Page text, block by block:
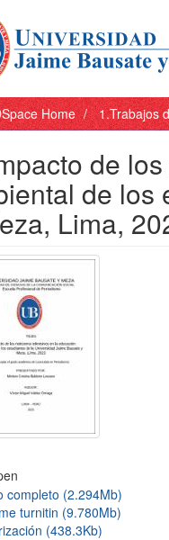
Home 1.Trabajos
de
de los
Lima,
completo (2.294Mb)
turnitin (9.780Mb)
(438.3Kb)